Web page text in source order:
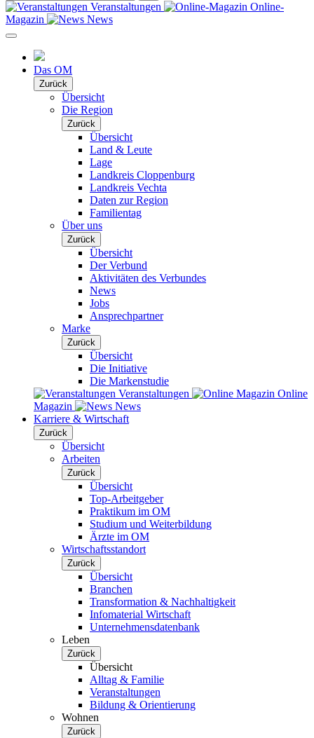
Veranstaltungen
Online-
Magazin
News
Das OM
Zurück
Übersicht
Die Region
Zurück
Übersicht
Land & Leute
Lage
Landkreis Cloppenburg
Landkreis Vechta
Daten zur Region
Familientag
Über uns
Zurück
Übersicht
Der Verbund
Aktivitäten des Verbundes
News
Jobs
Ansprechpartner
Marke
Zurück
Übersicht
Die Initiative
Die Markenstudie
Veranstaltungen
Online
Magazin
News
Karriere & Wirtschaft
Zurück
Übersicht
Arbeiten
Zurück
Übersicht
Top-Arbeitgeber
Praktikum im OM
Studium und Weiterbildung
Ärzte im OM
Wirtschaftsstandort
Zurück
Übersicht
Branchen
Transformation & Nachhaltigkeit
Infomaterial Wirtschaft
Unternehmensdatenbank
Leben
Zurück
Übersicht
Alltag & Familie
Veranstaltungen
Bildung & Orientierung
Wohnen
Zurück